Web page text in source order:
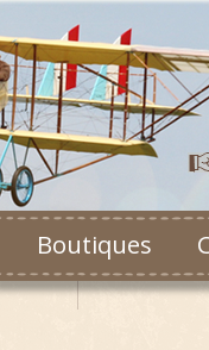
Boutiques